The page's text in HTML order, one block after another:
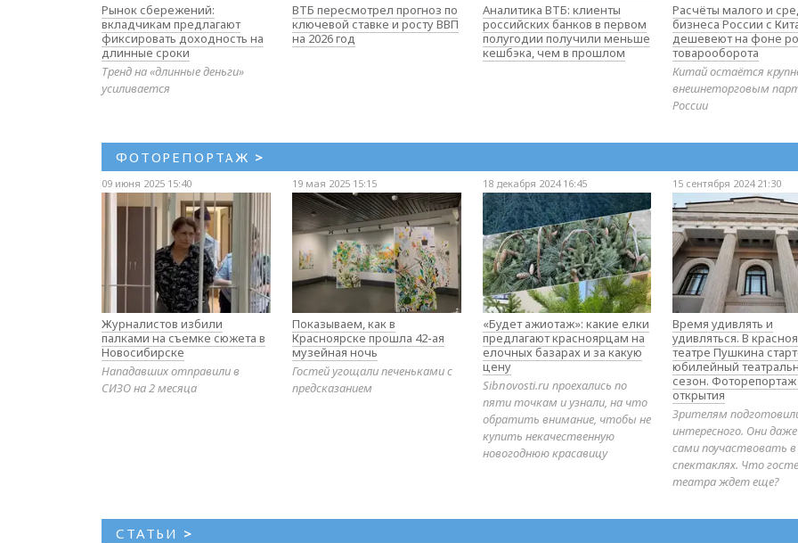
Рынок сбережений:
вкладчикам предлагают
фиксировать доходность на
длинные сроки
Тренд на «длинные деньги»
усиливается
ВТБ пересмотрел прогноз по
ключевой ставке и росту ВВП
на 2026 год
Аналитика ВТБ: клиенты
российских банков в первом
полугодии получили меньше
кешбэка, чем в прошлом
Расчёты малого и
бизнеса России с
дешевеют на фоне
товарооборота
Китай остаётся
внешнеторговым
России
ФОТОРЕПОРТАЖ >
09 июня 2025 15:40
Журналистов избили
палками на съемке сюжета в
Новосибирске
Нападавших отправили в
СИЗО на 2 месяца
19 мая 2025 15:15
Показываем, как в
Красноярске прошла 42-ая
музейная ночь
Гостей угощали печеньками с
предсказанием
18 декабря 2024 16:45
«Будет ажиотаж»: какие елки
предлагают красноярцам на
елочных базарах и за какую
цену
Sibnovosti.ru проехались по
пяти точкам и узнали, на что
обратить внимание, чтобы не
купить некачественную
новогоднюю красавицу
15 сентября 2024 21:30
Время удивлять и
удивляться. В
театре Пушкина
юбилейный
сезон. Фоторепортаж
открытия
Зрителям
интересного. Они
сами поучаствовать в
спектаклях. Что
театра ждет еще?
СТАТЬИ >